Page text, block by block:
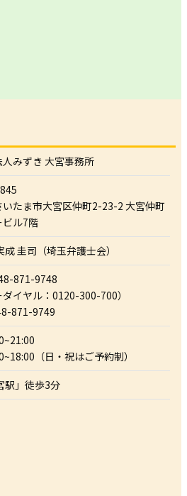
みずき 大宮事務所
たま市大宮区仲町2-23-2 大宮仲町
ル7階
成 圭司（埼玉弁護士会）
871-9748
ダイヤル：0120-300-700）
871-9749
（日・祝はご予約制）
駅」徒歩3分